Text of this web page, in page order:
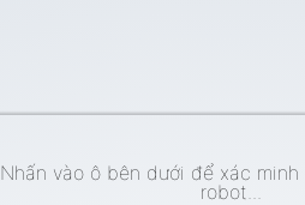
Nhấn vào ô bên dưới để xác minh
robot...